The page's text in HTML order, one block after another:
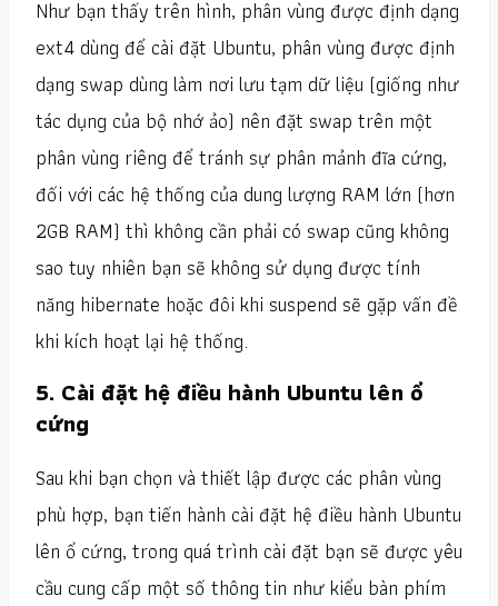
Như bạn thấy trên hình, phân vùng được định dạng
ext4 dùng để cài đặt Ubuntu, phân vùng được định
dạng swap dùng làm nơi lưu tạm dữ liệu (giống như
tác dụng của bộ nhớ ảo) nên đặt swap trên một
phân vùng riêng để tránh sự phân mảnh đĩa cứng,
đối với các hệ thống của dung lượng RAM lớn (hơn
2GB RAM) thì không cần phải có swap cũng không
sao tuy nhiên bạn sẽ không sử dụng được tính
năng hibernate hoặc đôi khi suspend sẽ gặp vấn đề
khi kích hoạt lại hệ thống.
5. Cài đặt hệ điều hành Ubuntu lên ổ
cứng
Sau khi bạn chọn và thiết lập được các phân vùng
phù hợp, bạn tiến hành cài đặt hệ điều hành Ubuntu
lên ổ cứng, trong quá trình cài đặt bạn sẽ được yêu
cầu cung cấp một số thông tin như kiểu bàn phím